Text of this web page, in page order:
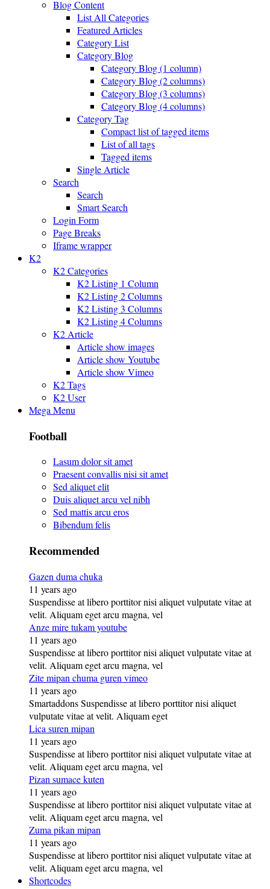
Blog Content
List All Categories
Featured Articles
Category List
Category Blog
Category Blog (1 column)
Category Blog (2 columns)
Category Blog (3 columns)
Category Blog (4 columns)
Category Tag
Compact list of tagged items
List of all tags
Tagged items
Single Article
Search
Search
Smart Search
Login Form
Page Breaks
Iframe wrapper
K2
K2 Categories
K2 Listing 1 Column
K2 Listing 2 Columns
K2 Listing 3 Columns
K2 Listing 4 Columns
K2 Article
Article show images
Article show Youtube
Article show Vimeo
K2 Tags
K2 User
Mega Menu
Football
Lasum dolor sit amet
Praesent convallis nisi sit amet
Sed aliquet elit
Duis aliquet arcu vel nibh
Sed mattis arcu eros
Bibendum felis
Recommended
Gazen duma chuka
11 years ago
Suspendisse at libero porttitor nisi aliquet vulputate vitae at
velit. Aliquam eget arcu magna, vel
Anze mire tukam youtube
11 years ago
Suspendisse at libero porttitor nisi aliquet vulputate vitae at
velit. Aliquam eget arcu magna, vel
Zite mipan chuma guren vimeo
11 years ago
Smartaddons Suspendisse at libero porttitor nisi aliquet
vulputate vitae at velit. Aliquam eget
Lica suren mipan
11 years ago
Suspendisse at libero porttitor nisi aliquet vulputate vitae at
velit. Aliquam eget arcu magna, vel
Pizan sumace kuten
11 years ago
Suspendisse at libero porttitor nisi aliquet vulputate vitae at
velit. Aliquam eget arcu magna, vel
Zuma pikan mipan
11 years ago
Suspendisse at libero porttitor nisi aliquet vulputate vitae at
velit. Aliquam eget arcu magna, vel
Shortcodes